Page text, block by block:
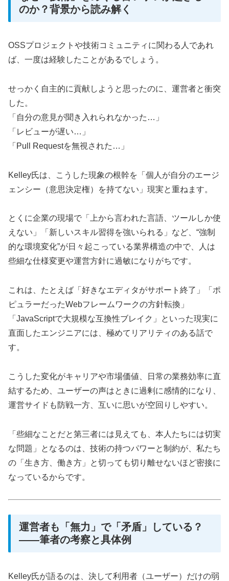
のか？背景から読み解く
OSSプロジェクトや技術コミュニティに関わる人であれ
ば、一度は経験したことがあるでしょう。
せっかく自主的に貢献しようと思ったのに、運営者と衝突
した。
「自分の意見が聞き入れられなかった…」
「レビューが遅い…」
「Pull Requestを無視された…」
Kelley氏は、こうした現象の根幹を「個人が自分のエージ
ェンシー（意思決定権）を持てない」現実と重ねます。
とくに企業の現場で「上から言われた言語、ツールしか使
えない」「新しいスキル習得を強いられる」など、“強制
的な環境変化”が日々起こっている業界構造の中で、人は
些細な仕様変更や運営方針に過敏になりがちです。
これは、たとえば「好きなエディタがサポート終了」「ポ
ピュラーだったWebフレームワークの方針転換」
「JavaScriptで大規模な互換性ブレイク」といった現実に
直面したエンジニアには、極めてリアリティのある話で
す。
こうした変化がキャリアや市場価値、日常の業務効率に直
結するため、ユーザーの声はときに過剰に感情的になり、
運営サイドも防戦一方、互いに思いが空回りしやすい。
「些細なことだと第三者には見えても、本人たちには切実
な問題」となるのは、技術の持つパワーと制約が、私たち
の「生き方、働き方」と切っても切り離せないほど密接に
なっているからです。
運営者も「無力」で「矛盾」している？
——筆者の考察と具体例
Kelley氏が語るのは、決して利用者（ユーザー）だけの弱